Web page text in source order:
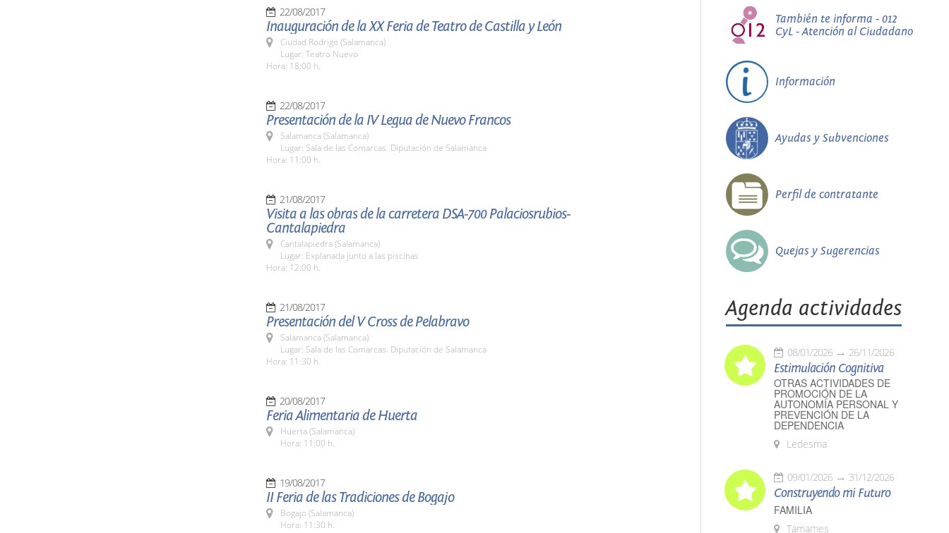
22/08/2017
Inauguración de la XX Feria de Teatro de Castilla y León
Ciudad Rodrigo (Salamanca)
Lugar: Teatro Nuevo
Hora: 18:00 h.
22/08/2017
Presentación de la IV Legua de Nuevo Francos
Salamanca (Salamanca)
Lugar: Sala de las Comarcas. Diputación de Salamanca
Hora: 11:00 h.
21/08/2017
Visita a las obras de la carretera DSA-700 Palaciosrubios-
Cantalapiedra
Cantalapiedra (Salamanca)
Lugar: Explanada junto a las piscinas
Hora: 12:00 h.
21/08/2017
Presentación del V Cross de Pelabravo
Salamanca (Salamanca)
Lugar: Sala de las Comarcas. Diputación de Salamanca
Hora: 11:30 h.
20/08/2017
Feria Alimentaria de Huerta
Huerta (Salamanca)
Hora: 11:00 h.
19/08/2017
II Feria de las Tradiciones de Bogajo
Bogajo (Salamanca)
Hora: 11:30 h.
También te informa - 012
CyL - Atención al Ciudadano
Información
Ayudas y Subvenciones
Perfil de contratante
Quejas y Sugerencias
Agenda actividades
08/01/2026 26/11/2026
Estimulación Cognitiva
OTRAS ACTIVIDADES DE
PROMOCIÓN DE LA
AUTONOMÍA PERSONAL Y
PREVENCIÓN DE LA
DEPENDENCIA
Ledesma
09/01/2026 31/12/2026
Construyendo mi Futuro
FAMILIA
Tamames